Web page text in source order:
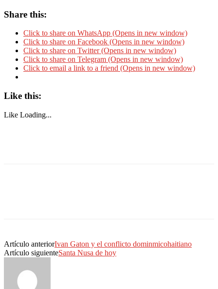
Share this:
Click to share on WhatsApp (Opens in new window)
Click to share on Facebook (Opens in new window)
Click to share on Twitter (Opens in new window)
Click to share on Telegram (Opens in new window)
Click to email a link to a friend (Opens in new window)
Like this:
Like Loading...
Artículo anteriorIvan Gaton y el conflicto dominmicohaitiano
Artículo siguienteSanta Nusa de hoy